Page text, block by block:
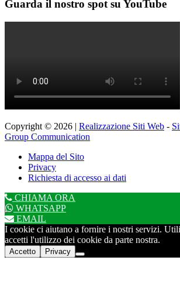
Guarda il nostro spot su YouTube
Copyright © 2026 | Realizzazione Siti Web -
Group Communication
Mappa del Sito
Privacy
Richiesta di accesso ai dati
CHIAMA ORA
WHATSAPP
EMAIL
I cookie ci aiutano a fornire i nostri servizi.
accetti l'utilizzo dei cookie da parte nostra.
Accetto Privacy